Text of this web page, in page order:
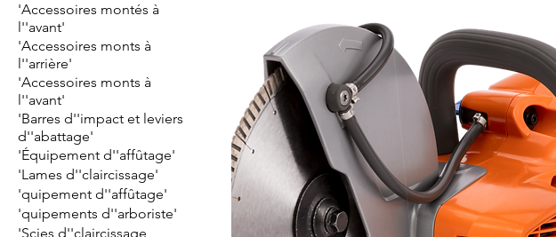
'Accessoires montés à
l''avant'
'Accessoires monts à
l''arrière'
'Accessoires monts à
l''avant'
'Barres d''impact et leviers
d''abattage'
'Équipement d''affûtage'
'Lames d''claircissage'
'quipement d''affûtage'
'quipements d''arboriste'
'Scies d''claircissage